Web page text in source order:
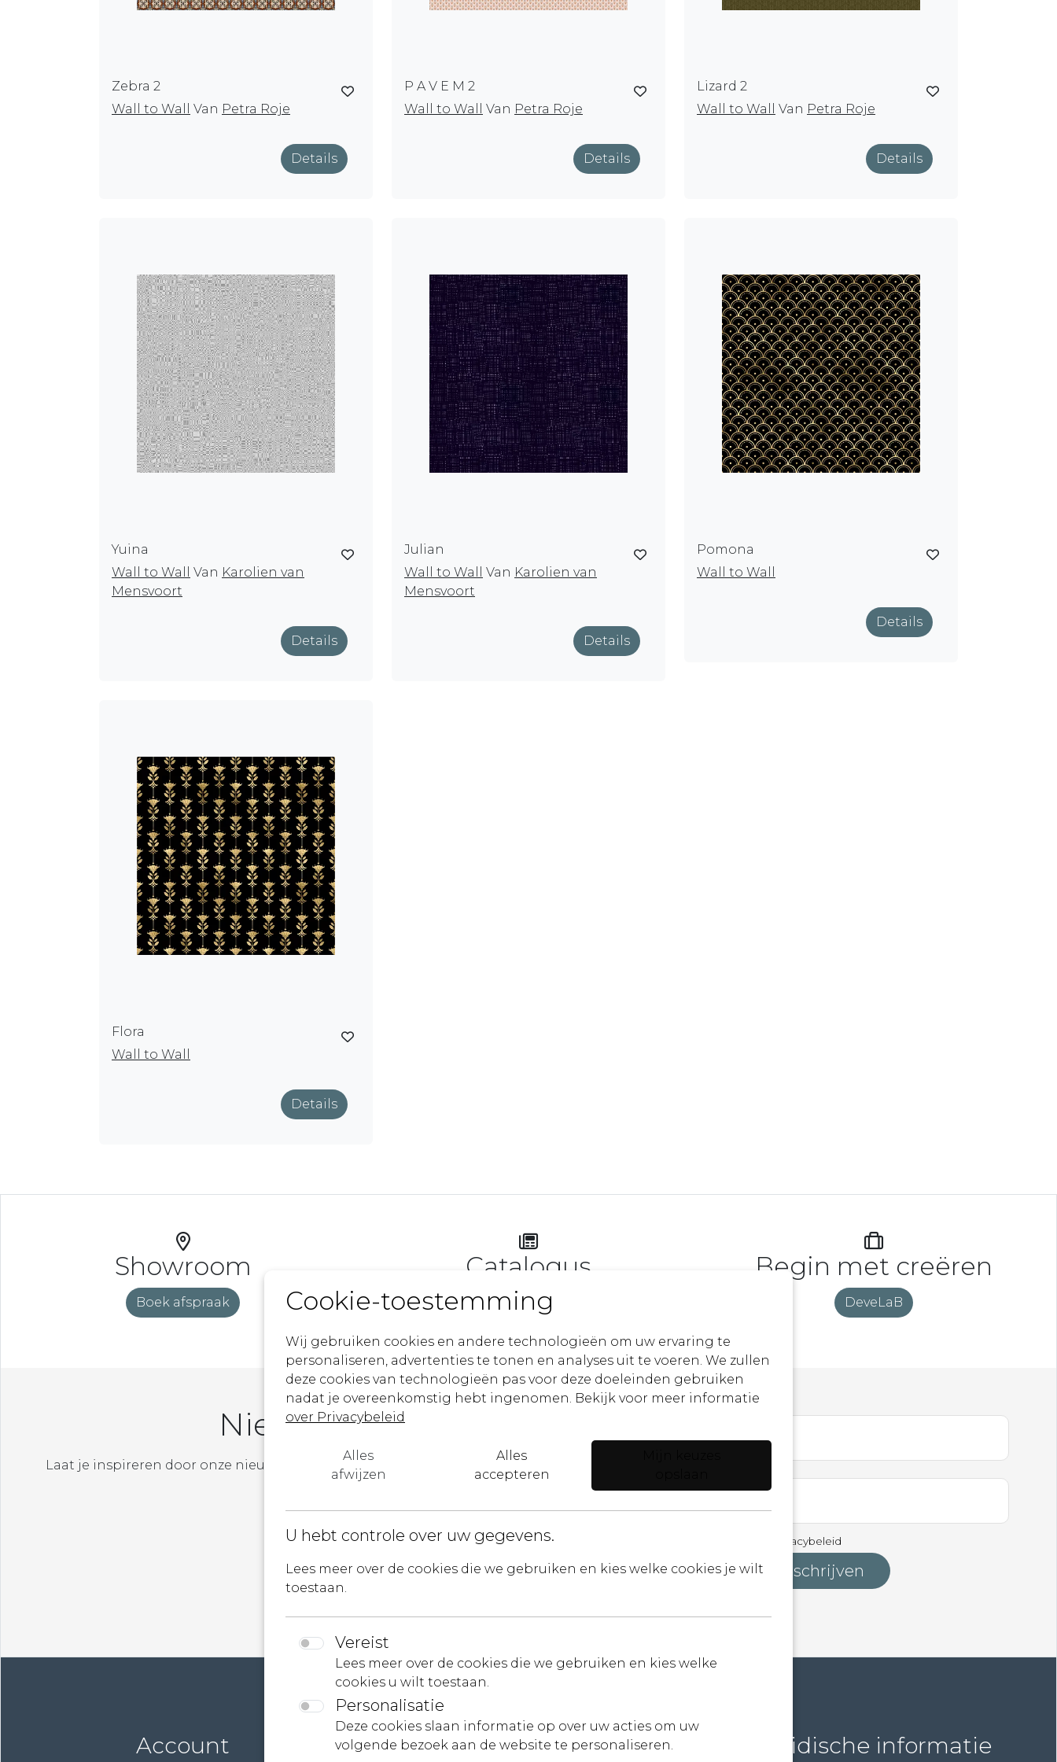
Zebra 2
Wall to Wall
Van Petra Roje
Details
P A V E M 2
Wall to Wall
Van Petra Roje
Details
Lizard 2
Wall to Wall
Van Petra Roje
Details
Yuina
Wall to Wall
Van Karolien van
Mensvoort
Details
Julian
Wall to Wall
Van Karolien van
Mensvoort
Details
Pomona
Wall to Wall
Details
Flora
Wall to Wall
Details
Showroom
Boek afspraak
Catalogus
Raak geïnspireerd
Begin met creëren
DeveLaB
Nieuwsbrief
Laat je inspireren door onze nieuwste ontwerpen, kunstwerken en aankomende
evenementen!
E-mail
Privacybeleid
Account Contact Juridische informatie
Cookie-toestemming
Wij gebruiken cookies en andere technologieën om uw ervaring te
personaliseren, advertenties te tonen en analyses uit te voeren. We zullen
deze cookies van technologieën pas voor deze doeleinden gebruiken
nadat je overeenkomstig hebt ingenomen. Bekijk voor meer informatie
over Privacybeleid
Alles
afwijzen
Alles
accepteren
U hebt controle over uw gegevens.
Lees meer over de cookies die we gebruiken en kies welke cookies je wilt
toestaan.
Vereist
Lees meer over de cookies die we gebruiken en kies welke
cookies u wilt toestaan.
Personalisatie
Deze cookies slaan informatie op over uw acties om uw
volgende bezoek aan de website te personaliseren.